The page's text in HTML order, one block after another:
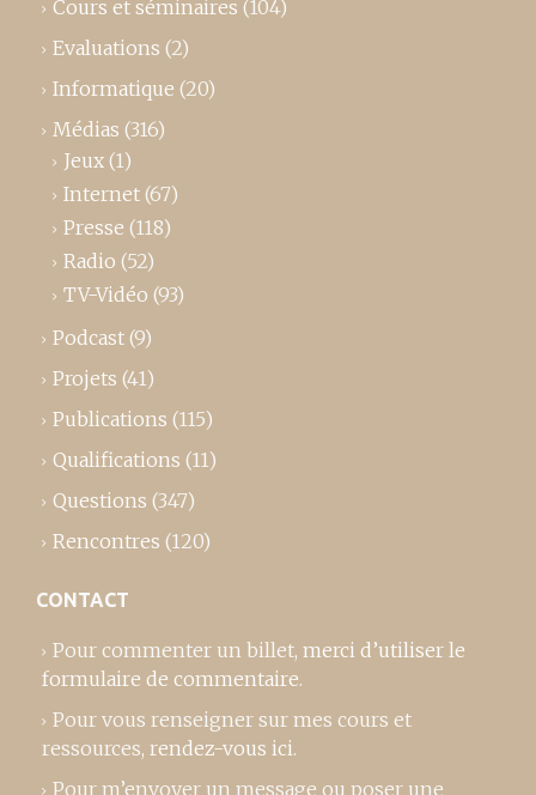
Cours et séminaires (104)
Evaluations (2)
Informatique (20)
Médias (316)
Jeux (1)
Internet (67)
Presse (118)
Radio (52)
TV-Vidéo (93)
Podcast (9)
Projets (41)
Publications (115)
Qualifications (11)
Questions (347)
Rencontres (120)
CONTACT
Pour commenter un billet, merci d’utiliser le
formulaire de commentaire.
Pour vous renseigner sur mes cours et
ressources, rendez-vous ici.
Pour m’envoyer un message ou poser une